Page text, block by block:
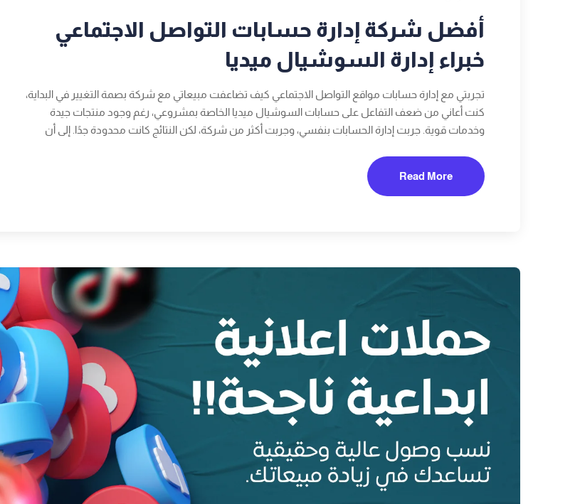
أفضل شركة إدارة حسابات التواصل الاجتماعي
خبراء إدارة السوشيال ميديا
تجربتي مع إدارة حسابات مواقع التواصل الاجتماعي كيف تضاعفت مبيعاتي مع شركة بصمة التغيير في البداية،
كنت أعاني من ضعف التفاعل على حسابات السوشيال ميديا الخاصة بمشروعي، رغم وجود منتجات جيدة
وخدمات قوية. جربت إدارة الحسابات بنفسي، وجربت أكثر من شركة، لكن النتائج كانت محدودة جدًا. إلى أن
Read More